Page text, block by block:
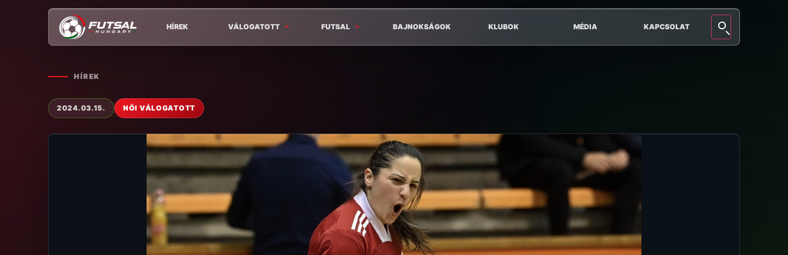
HÍREK VÁLOGATOTT FUTSAL BAJNOKSÁGOK KLUBOK MÉDIA KAPCSOLAT
HÍREK
2024.03.15. NŐI VÁLOGATOTT